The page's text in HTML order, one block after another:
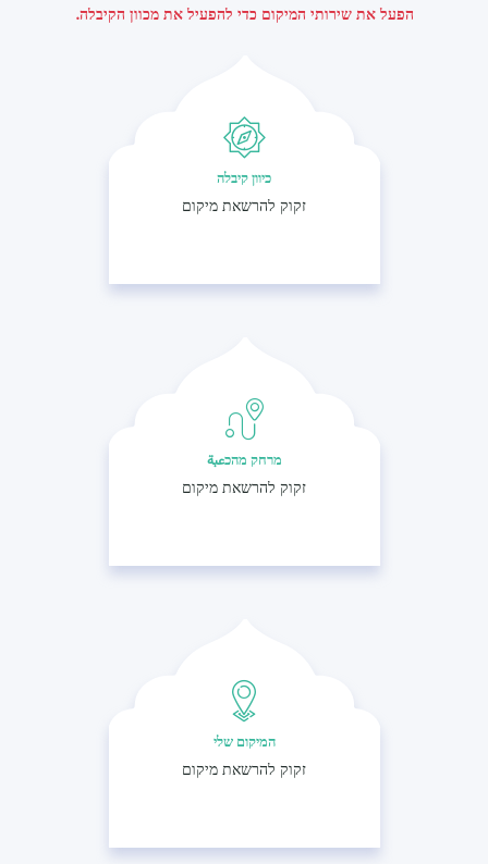
הפעל את שירותי המיקום כדי להפעיל את מכוון הקיבלה.
כיוון קיבלה
זקוק להרשאת מיקום
מרחק מהכعبة
זקוק להרשאת מיקום
המיקום שלי
זקוק להרשאת מיקום